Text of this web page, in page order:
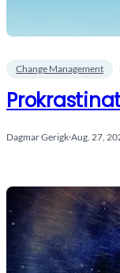
Change Management
Dagmar Gerigk·Aug. 27,